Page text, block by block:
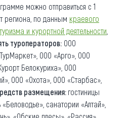
можно отправиться с 1
региона, по данным краевого
и курортной деятельности
туроператоров: ООО
ООО «Арго», ООО
Белокуриха», ООО
ООО «Охота», ООО «Старбас»,
размещения: гостиницы
«Беловодье», санатории «Алтай»,